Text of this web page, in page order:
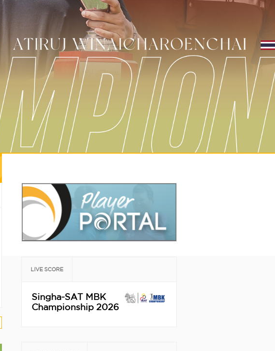
LIVE SCORE
Singha-SAT MBK
Championship 2026